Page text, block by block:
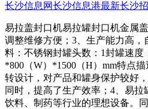
长沙信息网长沙信息港最新长沙
易拉盖封口机易拉罐封口机金属
调整维修方便；3、生产能力高
料：不锈钢封罐头数：1封罐速度
*800（W）*1500（H）mm特点
转设计，对产品和罐身保护较好
同时，提高了生产效率；4、易
饮料、制药等行业的理想设备。